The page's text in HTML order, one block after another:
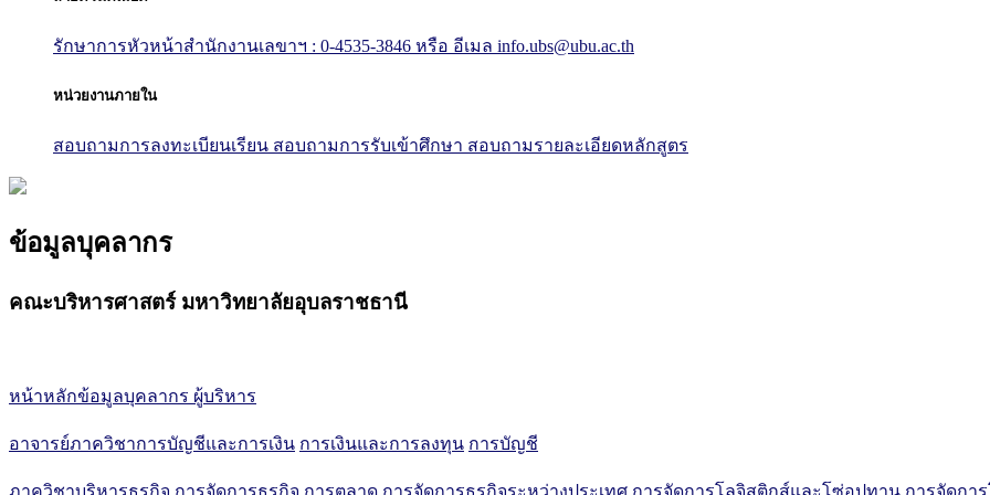
รักษาการหัวหน้าสำนักงานเลขาฯ : 0-4535-3846 หรือ อีเมล info.ubs@ubu.ac.th
หน่วยงานภายใน
สอบถามการลงทะเบียนเรียน สอบถามการรับเข้าศึกษา สอบถามรายละเอียดหลักสูตร
ข้อมูลบุคลากร
คณะบริหารศาสตร์ มหาวิทยาลัยอุบลราชธานี
หน้าหลักข้อมูลบุคลากร ผู้บริหาร
อาจารย์ภาควิชาการบัญชีและการเงิน การเงินและการลงทุน การบัญชี
ภาควิชาบริหารธุรกิจ การจัดการธุรกิจ การตลาด การจัดการธุรกิจระหว่างประเทศ การจัดการโลจิสติกส์และโซ่อุปทาน การจัดกา